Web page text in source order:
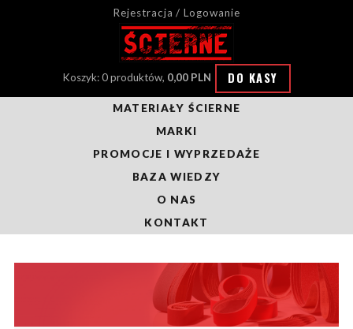
Rejestracja / Logowanie
Koszyk: 0 produktów, 0,00 PLN DO KASY
MATERIAŁY ŚCIERNE
MARKI
PROMOCJE I WYPRZEDAŻE
BAZA WIEDZY
O NAS
KONTAKT